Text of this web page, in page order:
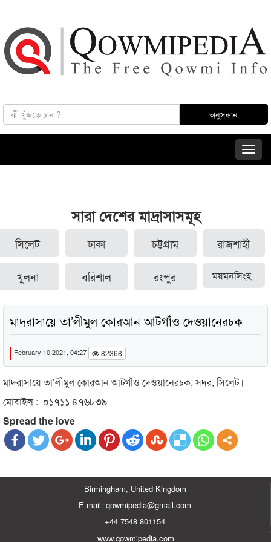
সারা দেশের মাদ্রাসাসমূহ
সিলেট ঢাকা চট্টগ্রাম রাজশাহী
খুলনা বরিশাল রংপুর ময়মনসিংহ
মাদরাসায়ে তা’লীমুল কোরআন আটগাঁও দেওয়ানেরচক
February 10 2021, 04:27 82368
মাদরাসায়ে তা’লীমুল কোরআন আটগাঁও দেওয়ানেরচক, সদর, সিলেট।
মোবাইল : ০১৭১১ ৪৭৬৮৩৯
Spread the love
Birmingham, United Kingdom
E-mail: qowmipedia@gmail.com
+44 7548 801154
www.qowmipedia.com